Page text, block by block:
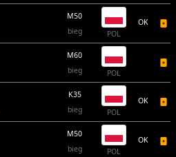
M50
bieg
POL
OK
M60
bieg
POL
K35
bieg
POL
OK
M50
bieg
POL
OK